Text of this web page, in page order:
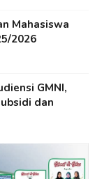
Mahasiswa
2026
GMNI,
dan